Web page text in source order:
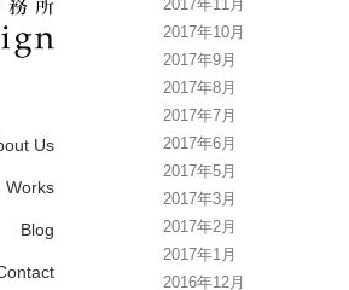
Us
Works
Blog
2017年11月
2017年10月
2017年9月
2017年8月
2017年7月
2017年6月
2017年5月
2017年3月
2017年2月
2017年1月
2016年12月